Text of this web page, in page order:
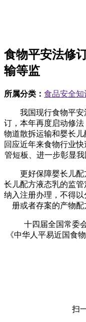
食物平安法修
输等监
所属分类： 食品安全知
我国现行食物平安
订，本年再度启动修
物道散拆运输和婴长
回应近年来食物行业
管短板、进一步彰显我
更好保障婴长儿配
长儿配方液态乳的监
纳入注册办理，不得
册或者存案的产物配
十四届全国常委会
《中华人平易近国食
扫